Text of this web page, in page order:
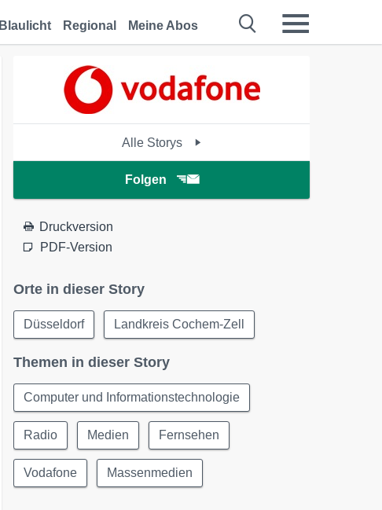
Blaulicht Regional Meine Abos
Alle Storys
Folgen
Druckversion
PDF-Version
Orte in dieser Story
Düsseldorf Landkreis Cochem-Zell
Themen in dieser Story
Computer und Informationstechnologie
Radio Medien Fernsehen
Vodafone Massenmedien